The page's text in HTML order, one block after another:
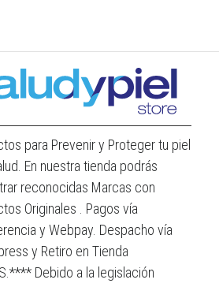
para Prevenir y Proteger tu piel
En nuestra tienda podrás
reconocidas Marcas con
Originales . Pagos vía
y Webpay. Despacho vía
y Retiro en Tienda
Debido a la legislación